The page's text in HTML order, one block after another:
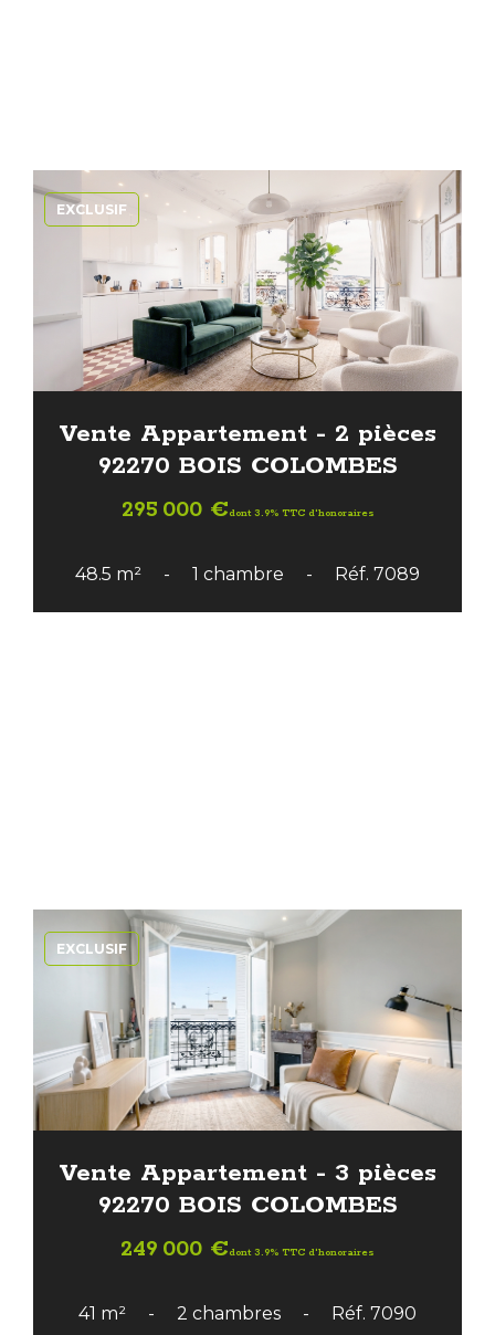
EXCLUSIF
Vente Appartement - 2 pièces
92270 BOIS COLOMBES
295 000 €dont 3.9% TTC d'honoraires
48.5 m² 1 chambre Réf. 7089
EXCLUSIF
Vente Appartement - 3 pièces
92270 BOIS COLOMBES
249 000 €dont 3.9% TTC d'honoraires
41 m² 2 chambres Réf. 7090